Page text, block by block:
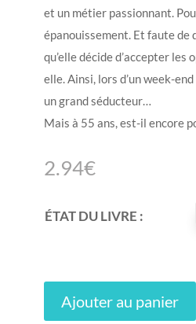
et un métier passionnant.
épanouissement. Et faute de
qu’elle décide d’accepter
elle. Ainsi, lors d’un week-
un grand séducteur…
Mais à 55 ans, est-il encore
2.94€
ÉTAT DU LIVRE :
Ajouter au panier